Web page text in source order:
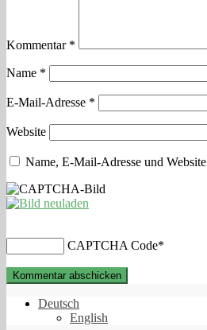
Kommentar *
Name *
E-Mail-Adresse *
Website
Name, E-Mail-Adresse und
CAPTCHA Code*
Deutsch
English